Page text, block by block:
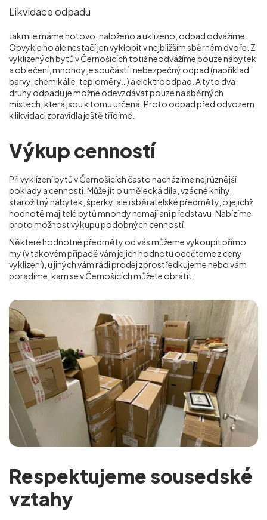
Likvidace odpadu
Jakmile máme hotovo, naloženo a uklizeno, odpad odvážíme.
Obvykle ho ale nestačí jen vyklopit v nejbližším sběrném dvoře. Z
vyklizených bytů v Černošicích totiž neodvážíme pouze nábytek
a oblečení, mnohdy je součástí i nebezpečný odpad (například
barvy, chemikálie, teploměry…) a elektroodpad. A tyto dva
druhy odpadu je možné odevzdávat pouze na sběrných
místech, která jsou k tomu určená. Proto odpad před odvozem
k likvidaci zpravidla ještě třídíme.
Výkup cenností
Při vyklízení bytů v Černošicích často nacházíme nejrůznější
poklady a cennosti. Může jít o umělecká díla, vzácné knihy,
starožitný nábytek, šperky, ale i sběratelské předměty, o jejichž
hodnotě majitelé bytů mnohdy nemají ani představu. Nabízíme
proto možnost výkupu podobných cenností.
Některé hodnotné předměty od vás můžeme vykoupit přímo
my (v takovém případě vám jejich hodnotu odečteme z ceny
vyklízení), u jiných vám rádi prodej zprostředkujeme nebo vám
poradíme, kam sev Černošicíchmůžete obrátit.
Respektujeme sousedské
vztahy